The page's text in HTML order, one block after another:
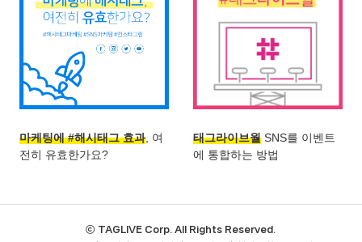
마케팅에 #해시태그 효과, 여
전히 유효한가요?
태그라이브월SNS를 이벤트
에 통합하는 방법
ⓒ TAGLIVE Corp. All Rights Reserved.